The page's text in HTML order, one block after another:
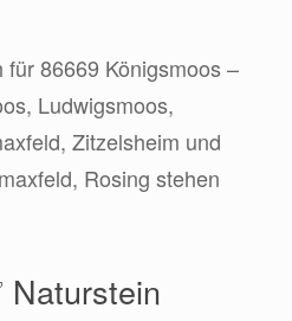
86669 Königsmoos –
Ludwigsmoos,
Zitzelsheim und
Rosing stehen
Naturstein